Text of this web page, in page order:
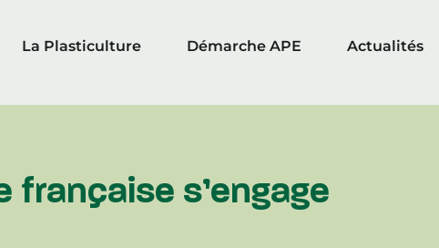
La Plasticulture Démarche APE Actualités
s’engage